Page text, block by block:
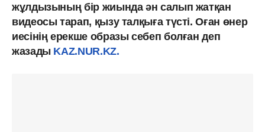
жұлдызының бір жиында ән салып жатқан
видеосы тарап, қызу талқыға түсті. Оған өнер
иесінің ерекше образы себеп болған деп
жазады KAZ.NUR.KZ.